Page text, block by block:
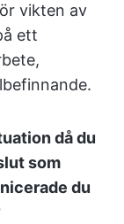
vikten av
ett
då du
som
du